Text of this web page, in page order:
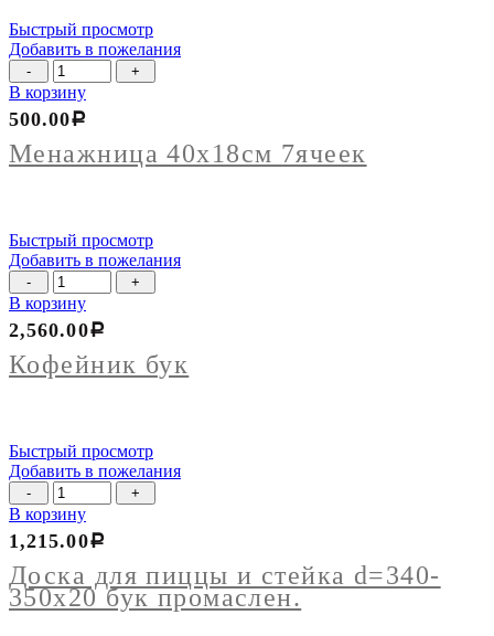
Быстрый просмотр
Добавить в пожелания
Количество
товара
Менажница
40х18см
7ячеек
В корзину
Менажница 40х18см 7ячеек
500.00Р
Быстрый просмотр
Добавить в пожелания
Количество
товара
Кофейник
бук
В корзину
Кофейник бук
2,560.00Р
Быстрый просмотр
Добавить в пожелания
Количество
товара
Доска
для
пиццы
и
cтейка
В корзину
Доска для пиццы и cтейка d=340-
350х20 бук промаслен.
1,215.00Р